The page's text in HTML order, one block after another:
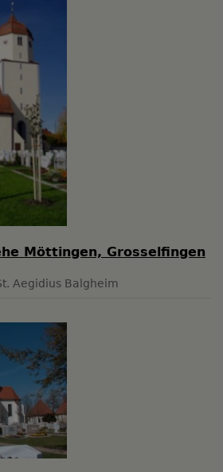
Möttingen, Grosselfingen
Aegidius Balgheim